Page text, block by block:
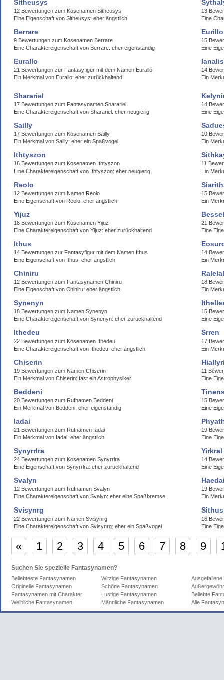
Sitheusys
12 Bewertungen zum Kosenamen Sitheusys
Eine Eigenschaft von Sitheusys: eher ängstlich
13
Eine
Berrare
9 Bewertungen zum Kosenamen Berrare
Eine Charaktereigenschaft von Berrare: eher eigenständig
15
Eine
Eurallo
21 Bewertungen zur Fantasyfigur mit dem Namen Eurallo
Ein Merkmal von Eurallo: eher zurückhaltend
Ianalis
14
Ein
Sharariel
17 Bewertungen zum Fantasynamen Sharariel
Eine Charaktereigenschaft von Sharariel: eher neugierig
14
Eine
Sailly
17 Bewertungen zum Kosenamen Sailly
Ein Merkmal von Sailly: eher ein Spaßvogel
10
Ein
Ithtyszon
16 Bewertungen zum Kosenamen Ithtyszon
Eine Charaktereigenschaft von Ithtyszon: eher neugierig
11
Ein
Reolo
12 Bewertungen zum Namen Reolo
Eine Eigenschaft von Reolo: eher ängstlich
15
Ein
Yijuz
18 Bewertungen zum Kosenamen Yijuz
Eine Charaktereigenschaft von Yijuz: eher zurückhaltend
21
Eine
Ithus
14 Bewertungen zur Fantasyfigur mit dem Namen Ithus
Eine Eigenschaft von Ithus: eher ängstlich
14
Ein
Chiniru
12 Bewertungen zum Fantasynamen Chiniru
Eine Eigenschaft von Chiniru: eher ängstlich
18
Ein
Synenyn
18 Bewertungen zum Namen Synenyn
Eine Charaktereigenschaft von Synenyn: eher zurückhaltend
15
Eine
Ithedeu
22 Bewertungen zum Kosenamen Ithedeu
Eine Charaktereigenschaft von Ithedeu: eher ängstlich
Srren
17
Ein
Chiserin
19 Bewertungen zum Namen Chiserin
Ein Merkmal von Chiserin: fast ein Astrophysiker
11
Eine
Beddeni
20 Bewertungen zum Rufnamen Beddeni
Ein Merkmal von Beddeni: eher eigenständig
15
Eine
Iadai
21 Bewertungen zum Rufnamen Iadai
Ein Merkmal von Iadai: eher ängstlich
19
Eine
Synyrrlra
24 Bewertungen zum Kosenamen Synyrrlra
Eine Eigenschaft von Synyrrlra: eher zurückhaltend
Yirkral
14
Eine
Svalyn
12 Bewertungen zum Rufnamen Svalyn
Eine Charaktereigenschaft von Svalyn: eher eine Spaßbremse
19
Ein
Svisynrg
22 Bewertungen zum Namen Svisynrg
Eine Charaktereigenschaft von Svisynrg: eher ein Spaßvogel
Sithus
16
Eine
« 1 2 3 4 5 6 7 8 9
Suchen Sie spezielle Fantasynamen?
Beliebteste Fantasynamen Witzige Fantasynamen
Originelle Fantasynamen
Schöne Fantasynamen
Fantasynamen mit Charakter
Lustige Fantasynamen
Beliebte
Weibliche Fantasynamen
Männliche Fantasynamen Alle